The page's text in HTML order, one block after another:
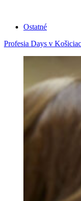
Ostatné
Profesia Days v